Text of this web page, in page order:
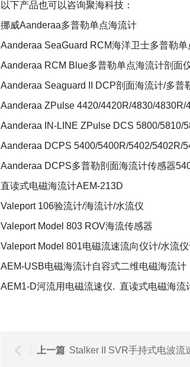
以下产品也可以咨询聚海科技：
挪威Aanderaa多普勒单点海流计
Aanderaa SeaGuard RCM海洋卫士多普勒
Aanderaa RCM Blue多普勒单点海流计剖面
Aanderaa Seaguard II DCP剖面海流计/多普
Aanderaa ZPulse 4420/4420R/4830/4830R/
Aanderaa IN-LINE ZPulse DCS 5800/5810/
Aanderaa DCPS 5400/5400R/5402/5402R/
Aanderaa DCPS多普勒剖面海流计传感器
直读式电磁海流计AEM-213D
Valeport 106验流计/海流计/水流仪
Valeport Model 803 ROV海流传感器
Valeport Model 801电磁流速流向仪计/水流
AEM-USB电磁海流计自容式二维电磁海流计
AEM1-D河流用电磁流速仪. 直读式电磁海流
上一篇 Stalker II SVR手持式电波流